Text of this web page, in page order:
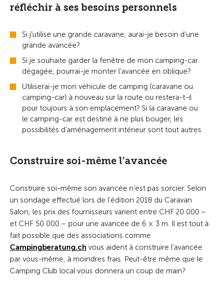
réfléchir à ses besoins personnels
Si j’utilise une grande caravane, aurai-je besoin d’une
grande avancée?
Si je souhaite garder la fenêtre de mon camping-car
dégagée, pourrai-je monter l’avancée en oblique?
Utiliserai-je mon véhicule de camping (caravane ou
camping-car) à nouveau sur la route ou restera-t-il
pour toujours à son emplacement? Si la caravane ou
le camping-car est destiné à ne plus bouger, les
possibilités d’aménagement intérieur sont tout autres.
Construire soi-même l’avancée
Construire soi-même son avancée n’est pas sorcier. Selon
un sondage effectué lors de l’édition 2018 du Caravan
Salon, les prix des fournisseurs varient entre CHF 20 000.–
et CHF 50 000.– pour une avancée de 6 × 3 m. Il est tout à
fait possible que des associations comme
Campingberatung.ch vous aident à construire l’avancée
par vous-même, à moindres frais. Peut-être même que le
Camping Club local vous donnera un coup de main?